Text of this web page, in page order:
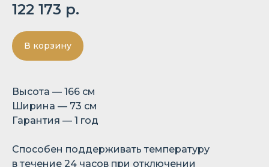
122 173 р.
В корзину
Высота — 166 см
Ширина — 73 см
Гарантия — 1 год
Способен поддерживать температуру
в течение 24 часов при отключении